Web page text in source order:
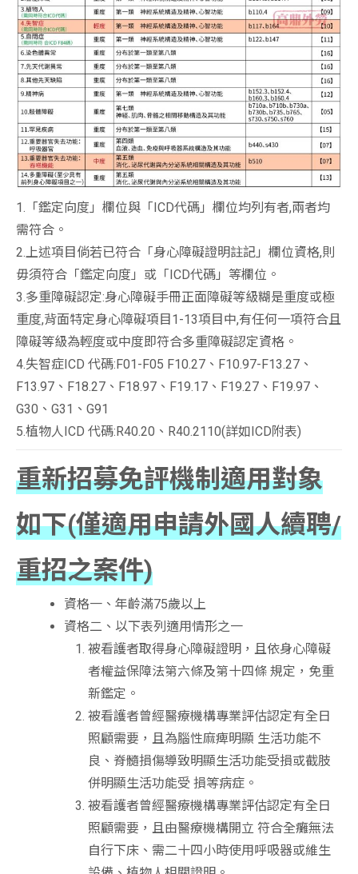
1.「鑑定向度」欄位與「ICD代碼」欄位均列有者,兩者均
需符合。
2.上述項目倘若已符合「身心障礙證明註記」欄位資格,則
毋須符合「鑑定向度」或「ICD代碼」等欄位。
3.多重障礙認定:身心障礙手冊正面障礙等級糊是重度或極
重度,背面特定身心障礙項目1-13項目中,有任何一項符合且
障礙等級為輕度或中度即符合多重障礙認定資格。
4.失智症ICD 代碼:F01-F05 F10.27、F10.97-F13.27、
F13.97、F18.27、F18.97、F19.17、F19.27、F19.97、
G30、G31、G91
5.植物人ICD 代碼:R40.20、R40.2110(詳如ICD附表)
重新招募免評機制適用對象
如下(僅適用申請外國人續聘/
重招之案件)
資格一、年齡滿75歲以上
資格二、以下表列適用情形之一
被看護者取得身心障礙證明，且依身心障礙
者權益保障法第六條及第十四條 規定，免重
新鑑定。
被看護者曾經醫療機構專業評估認定有全日
照顧需要，且為腦性麻痺明顯 生活功能不
良、脊髓損傷導致明顯生活功能受損或截肢
併明顯生活功能受 損等病症。
被看護者曾經醫療機構專業評估認定有全日
照顧需要，且由醫療機構開立 符合全癱無法
自行下床、需二十四小時使用呼吸器或維生